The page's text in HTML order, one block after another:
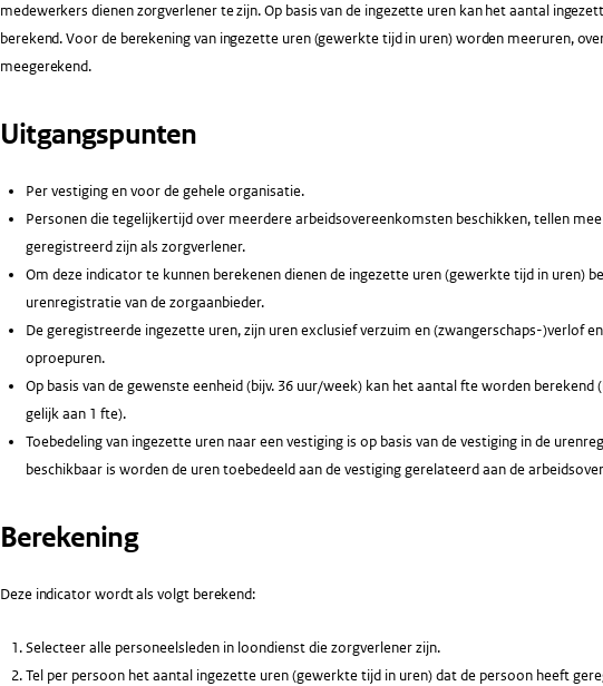
medewerkers dienen zorgverlener te zijn. Op basis van de ingezette uren kan het aantal
berekend. Voor de berekening van ingezette uren (gewerkte tijd in uren) worden meeruren,
meegerekend.
Uitgangspunten
Per vestiging en voor de gehele organisatie.
Personen die tegelijkertijd over meerdere arbeidsovereenkomsten beschikken, tellen
geregistreerd zijn als zorgverlener.
Om deze indicator te kunnen berekenen dienen de ingezette uren (gewerkte tijd in uren)
urenregistratie van de zorgaanbieder.
De geregistreerde ingezette uren, zijn uren exclusief verzuim en (zwangerschaps-)verlof
oproepuren.
Op basis van de gewenste eenheid (bijv. 36 uur/week) kan het aantal fte worden berekend
gelijk aan 1 fte).
Toebedeling van ingezette uren naar een vestiging is op basis van de vestiging in de
beschikbaar is worden de uren toebedeeld aan de vestiging gerelateerd aan de
Berekening
Deze indicator wordt als volgt berekend:
Selecteer alle personeelsleden in loondienst die zorgverlener zijn.
Tel per persoon het aantal ingezette uren (gewerkte tijd in uren) dat de persoon heeft